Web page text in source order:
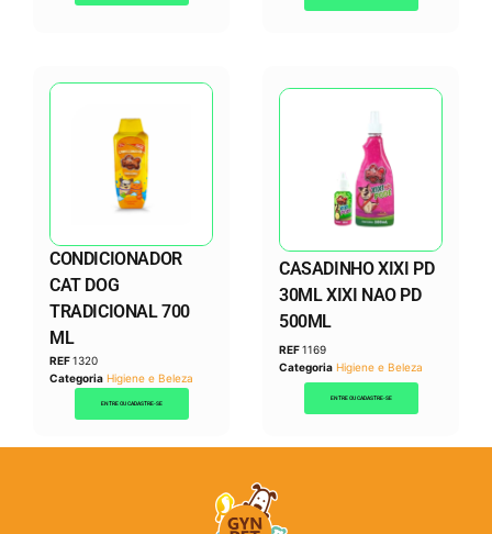
CONDICIONADOR
CAT DOG
TRADICIONAL 700
ML
REF1320
Categoria Higiene e Beleza
ENTRE OU CADASTRE-SE
CASADINHO XIXI PD
30ML XIXI NAO PD
500ML
REF1169
Categoria Higiene e Beleza
ENTRE OU CADASTRE-SE